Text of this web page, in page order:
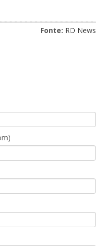
Fonte: RD News